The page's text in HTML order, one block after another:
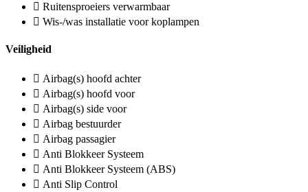
Ruitensproeiers verwarmbaar
Wis-/was installatie voor koplampen
Veiligheid
Airbag(s) hoofd achter
Airbag(s) hoofd voor
Airbag(s) side voor
Airbag bestuurder
Airbag passagier
Anti Blokkeer Systeem
Anti Blokkeer Systeem (ABS)
Anti Slip Control